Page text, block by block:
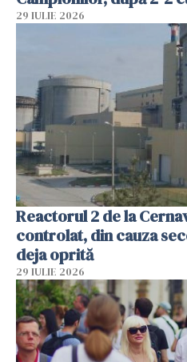
29 IULIE 2026
Reactorul 2 de la
controlat, din cauza
deja oprită
29 IULIE 2026